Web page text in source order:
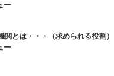
ー
関とは・・・（求められる役割）
ー